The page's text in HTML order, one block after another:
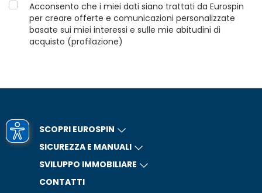
Acconsento che i miei dati siano trattati da Eurospin
per creare offerte e comunicazioni personalizzate
basate sui miei interessi e sulle mie abitudini di
acquisto (profilazione)
SCOPRI EUROSPIN
SICUREZZA E MANUALI
SVILUPPO IMMOBILIARE
CONTATTI